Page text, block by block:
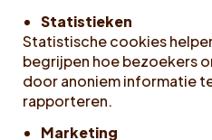
Statistieken
Statistische cookies
begrijpen hoe bezoekers
door anoniem informatie
rapporteren.
Marketing